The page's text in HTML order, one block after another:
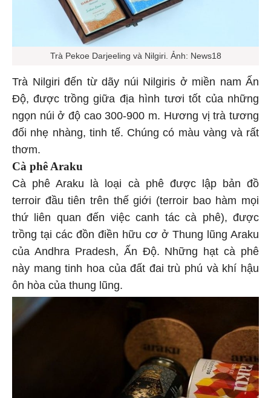
Trà Pekoe Darjeeling và Nilgiri. Ảnh: News18
Trà Nilgiri đến từ dãy núi Nilgiris ở miền nam Ấn
Độ, được trồng giữa địa hình tươi tốt của những
ngọn núi ở độ cao 300-900 m. Hương vị trà tương
đối nhẹ nhàng, tinh tế. Chúng có màu vàng và rất
thơm.
Cà phê Araku
Cà phê Araku là loại cà phê được lập bản đồ
terroir đầu tiên trên thế giới (terroir bao hàm mọi
thứ liên quan đến việc canh tác cà phê), được
trồng tại các đồn điền hữu cơ ở Thung lũng Araku
của Andhra Pradesh, Ấn Độ. Những hạt cà phê
này mang tinh hoa của đất đai trù phú và khí hậu
ôn hòa của thung lũng.